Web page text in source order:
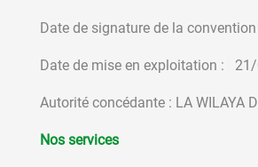
Date de signature de la
Date de mise en exploitation :
Autorité concédante : LA WILAYA
Nos services